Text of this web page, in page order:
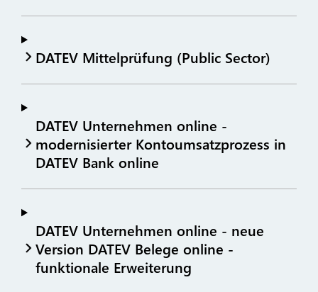
DATEV Mittelprüfung (Public Sector)
DATEV Unternehmen online -
modernisierter Kontoumsatzprozess in
DATEV Bank online
DATEV Unternehmen online - neue
Version DATEV Belege online -
funktionale Erweiterung